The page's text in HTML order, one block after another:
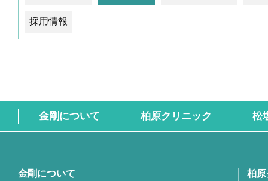
採用情報
金剛について 柏原クリニック 松
金剛について 柏